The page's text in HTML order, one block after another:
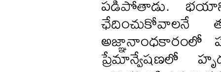
ఛేదించుకోవాలనే
ప్రేమాన్వేషణలో